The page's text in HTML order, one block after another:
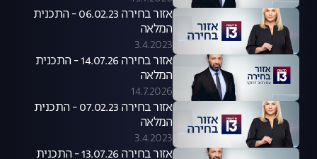
אזור בחירה 06.02.23 - התכנית
המלאה
3.4.2023
אזור בחירה 14.07.26 - התכנית
המלאה
14.7.2026
אזור בחירה 07.02.23 - התכנית
המלאה
3.4.2023
אזור בחירה 13.07.26 - התכנית